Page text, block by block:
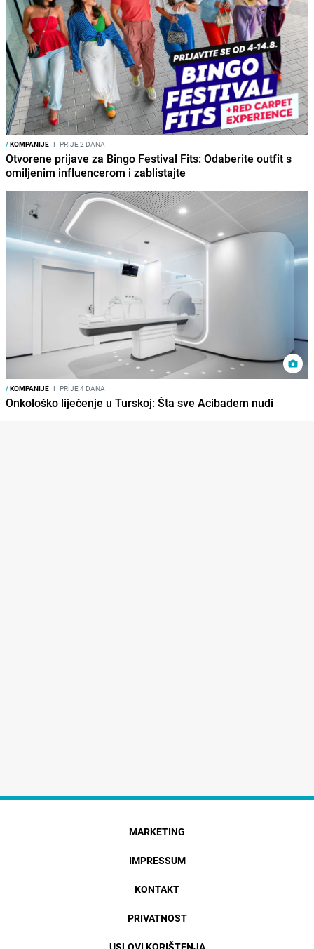
/KOMPANIJE I PRIJE 2 DANA
Otvorene prijave za Bingo Festival Fits: Odaberite outfit s
omiljenim influencerom i zablistajte
/KOMPANIJE I PRIJE 4 DANA
Onkološko liječenje u Turskoj: Šta sve Acibadem nudi
MARKETING
IMPRESSUM
KONTAKT
PRIVATNOST